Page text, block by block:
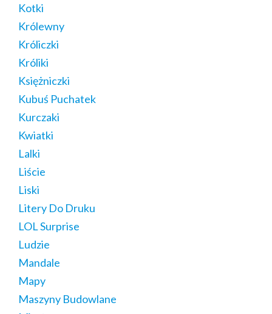
Kotki
Królewny
Króliczki
Króliki
Księżniczki
Kubuś Puchatek
Kurczaki
Kwiatki
Lalki
Liście
Liski
Litery Do Druku
LOL Surprise
Ludzie
Mandale
Mapy
Maszyny Budowlane